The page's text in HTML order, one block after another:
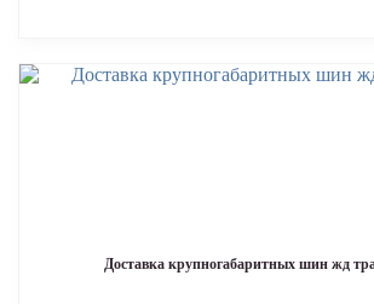
Доставка крупногабаритных шин жд